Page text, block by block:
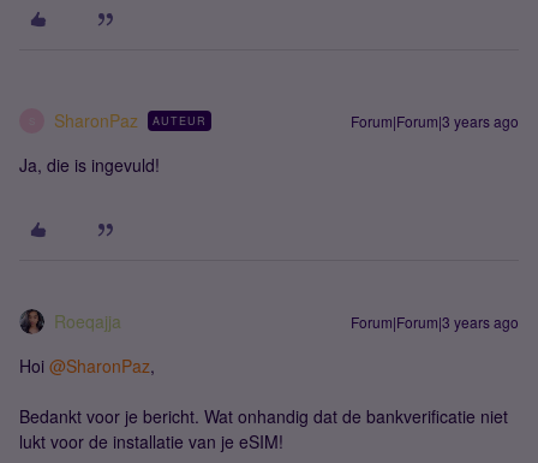
SharonPaz AUTEUR Forum|Forum|3 years ago
Ja, die is ingevuld!
Roeqajja Forum|Forum|3 years ago
Hoi @SharonPaz,
Bedankt voor je bericht. Wat onhandig dat de bankverificatie niet
lukt voor de installatie van je eSIM!